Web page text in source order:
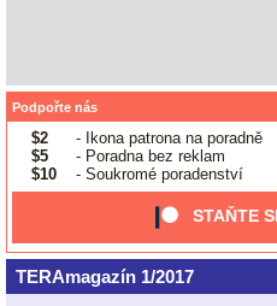
Podpořte nás
$2
- Ikona patrona na poradně
$5
- Poradna bez reklam
$10
- Soukromé poradenství
STAŇTE
TERAmagazín 1/2017